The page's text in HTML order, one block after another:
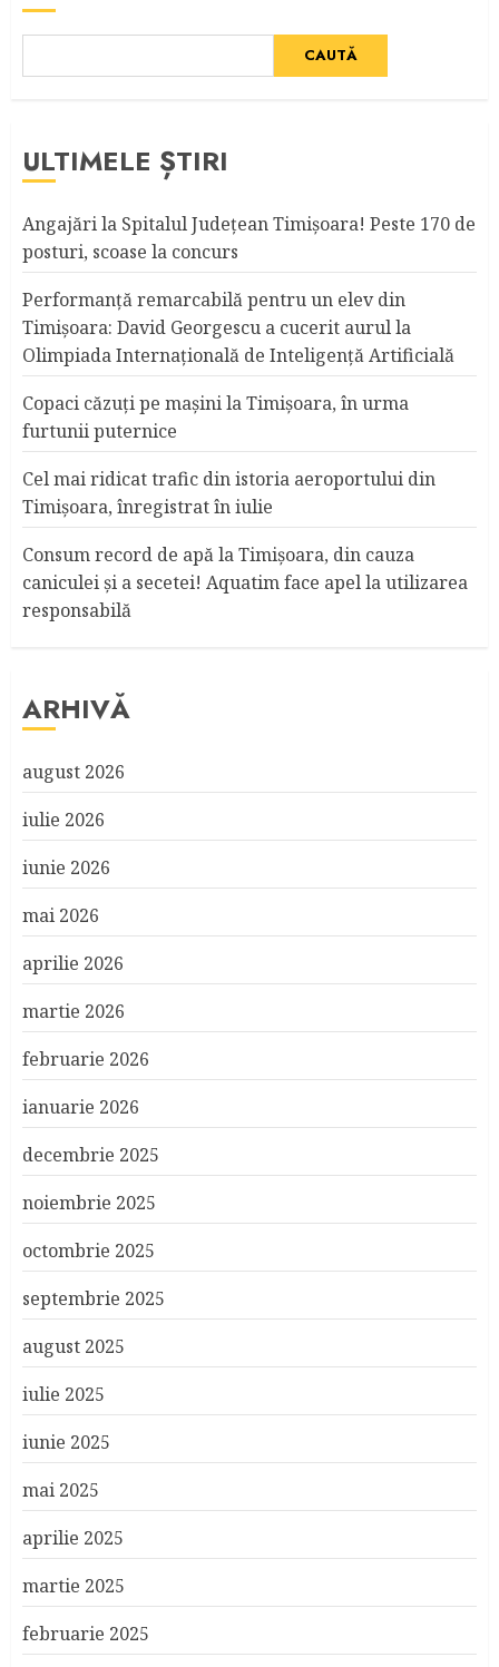
CAUTĂ
ULTIMELE ȘTIRI
Angajări la Spitalul Judeţean Timişoara! Peste 170 de
posturi, scoase la concurs
Performanță remarcabilă pentru un elev din
Timișoara: David Georgescu a cucerit aurul la
Olimpiada Internațională de Inteligență Artificială
Copaci căzuţi pe maşini la Timişoara, în urma
furtunii puternice
Cel mai ridicat trafic din istoria aeroportului din
Timişoara, înregistrat în iulie
Consum record de apă la Timişoara, din cauza
caniculei şi a secetei! Aquatim face apel la utilizarea
responsabilă
ARHIVĂ
august 2026
iulie 2026
iunie 2026
mai 2026
aprilie 2026
martie 2026
februarie 2026
ianuarie 2026
decembrie 2025
noiembrie 2025
octombrie 2025
septembrie 2025
august 2025
iulie 2025
iunie 2025
mai 2025
aprilie 2025
martie 2025
februarie 2025